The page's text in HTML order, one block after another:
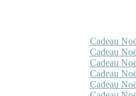
Cadeau
Cadeau
Cadeau
Cadeau
Cadeau